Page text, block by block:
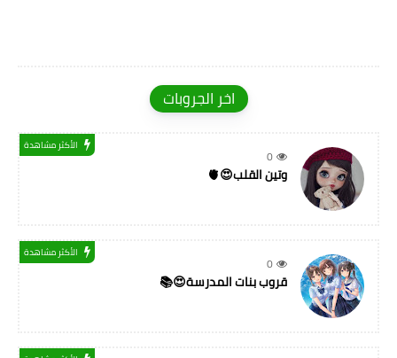
اخر الجروبات
0
الأكثر مشاهدة
وتين القلب😍🫀
0
الأكثر مشاهدة
قروب بنات المدرسة😍📚